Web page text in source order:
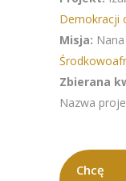
Demokracji
Misja:
Zbierana
Nazwa
Chcę